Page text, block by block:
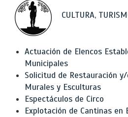
CULTURA,
Actuación de Elencos
Municipales
Solicitud de Restauración
Murales y Esculturas
Espectáculos de Circo
Explotación de Cantinas en